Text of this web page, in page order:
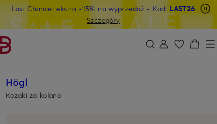
PRZEJDŹ DO GŁÓWNEJ TREŚCI PRZEJDŹ DO WYSZUKIWANIA
Last Chance: ekstra -15% na wyprzedaż - Kod: LAST26
Szczegóły
Högl
Kozaki za kolano